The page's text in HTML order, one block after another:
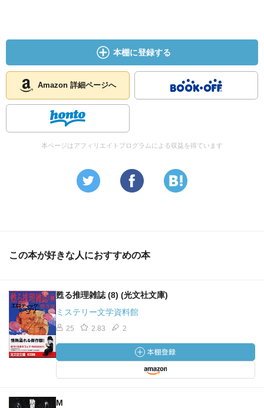
本棚に登録する
Amazon 詳細ページへ
本ページはアフィリエイトプログラムによる収益を得ています
この本が好きな人におすすめの本
甦る推理雑誌 (8) (光文社文庫)
ミステリー文学資料館
25 2.83 2
M